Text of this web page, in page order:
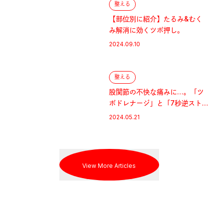
整える
【部位別に紹介】たるみ&むく
み解消に効くツボ押し。
2024.09.10
整える
股関節の不快な痛みに…。「ツ
ボドレナージ」と「7秒逆スト
レッチ」で詰まりを解消
2024.05.21
View More Articles